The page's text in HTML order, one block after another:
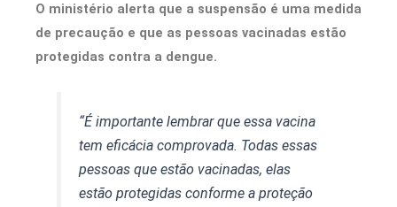
O ministério alerta que a suspensão é uma medida
de precaução e que as pessoas vacinadas estão
protegidas contra a dengue.
“É importante lembrar que essa vacina
tem eficácia comprovada. Todas essas
pessoas que estão vacinadas, elas
estão protegidas conforme a proteção